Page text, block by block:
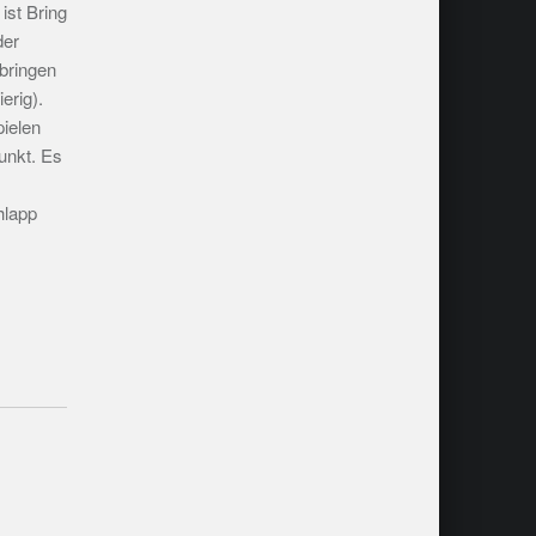
Bring
Es